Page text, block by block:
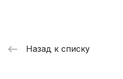
Назад к списку